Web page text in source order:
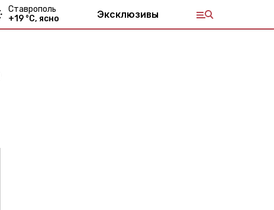
Ставрополь
+19 °С, ясно Эксклюзивы